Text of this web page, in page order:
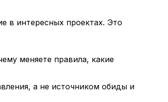
в интересных проектах. Это
меняете правила, какие
а не источником обиды и